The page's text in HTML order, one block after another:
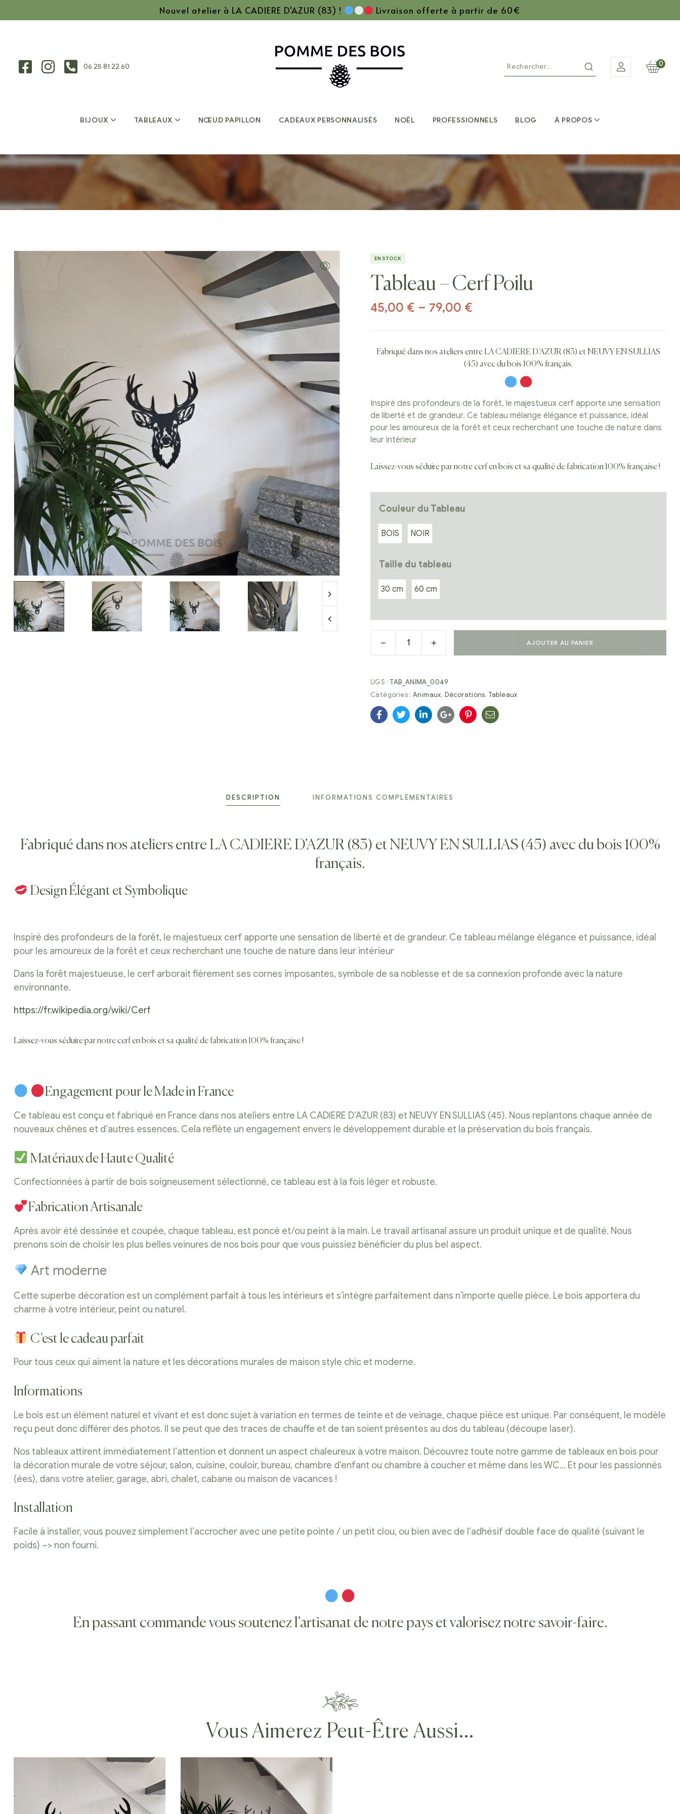
Nouvel atelier à LA CADIERE D'AZUR (83) ! Livraison offerte à partir de 60€
06 25 81 22 60 0
BIJOUX TABLEAUX NŒUD PAPILLON CADEAUX PERSONNALISÉS NOËL PROFESSIONNELS BLOG À PROPOS
EN STOCK
Tableau – Cerf Poilu
45,00 € – 79,00 €
Fabriqué dans nos ateliers entre LA CADIERE D’AZUR (83) et NEUVY EN SULLIAS
(45) avec du bois 100% français.
Inspiré des profondeurs de la forêt, le majestueux cerf apporte une sensation
de liberté et de grandeur. Ce tableau mélange élégance et puissance, idéal
pour les amoureux de la forêt et ceux recherchant une touche de nature dans
leur intérieur
Laissez-vous séduire par notre cerf en bois et sa qualité de fabrication 100% française !
Couleur du Tableau
BOIS NOIR
Taille du tableau
30 cm 60 cm
AJOUTER AU PANIER
UGS : TAB_ANIMA_0049
Catégories :Animaux, Décorations, Tableaux
Facebook
TwitterLinkedinGoogle+Pinterest
E-
DESCRIPTION INFORMATIONS COMPLÉMENTAIRES
Fabriqué dans nos ateliers entre LA CADIERE D’AZUR (83) et NEUVY EN SULLIAS (45) avec du bois 100%
français.
Design Élégant et Symbolique
Inspiré des profondeurs de la forêt, le majestueux cerf apporte une sensation de liberté et de grandeur. Ce tableau mélange élégance et puissance, idéal
pour les amoureux de la forêt et ceux recherchant une touche de nature dans leur intérieur
Dans la forêt majestueuse, le cerf arborait fièrement ses cornes imposantes, symbole de sa noblesse et de sa connexion profonde avec la nature
environnante.
https://fr.wikipedia.org/wiki/Cerf
Laissez-vous séduire par notre cerf en bois et sa qualité de fabrication 100% française !
Engagement pour le Made in France
Ce tableau est conçu et fabriqué en France dans nos ateliers entre LA CADIERE D’AZUR (83) et NEUVY EN SULLIAS (45). Nous replantons chaque année de
nouveaux chênes et d’autres essences. Cela reflète un engagement envers le développement durable et la préservation du bois français.
Matériaux de Haute Qualité
Confectionnées à partir de bois soigneusement sélectionné, ce tableau est à la fois léger et robuste.
Fabrication Artisanale
Après avoir été dessinée et coupée, chaque tableau, est poncé et/ou peint à la main. Le travail artisanal assure un produit unique et de qualité. Nous
prenons soin de choisir les plus belles veinures de nos bois pour que vous puissiez bénéficier du plus bel aspect.
Art moderne
Cette superbe décoration est un complément parfait à tous les intérieurs et s’intègre parfaitement dans n’importe quelle pièce. Le bois apportera du
charme à votre intérieur, peint ou naturel.
C’est le cadeau parfait
Pour tous ceux qui aiment la nature et les décorations murales de maison style chic et moderne.
Informations
Le bois est un élément naturel et vivant et est donc sujet à variation en termes de teinte et de veinage, chaque pièce est unique. Par conséquent, le modèle
reçu peut donc différer des photos. Il se peut que des traces de chauffe et de tan soient présentes au dos du tableau (découpe laser).
Nos tableaux attirent immédiatement l’attention et donnent un aspect chaleureux à votre maison. Découvrez toute notre gamme de tableaux en bois pour
la décoration murale de votre séjour, salon, cuisine, couloir, bureau, chambre d’enfant ou chambre à coucher et même dans les WC… Et pour les passionnés
(ées), dans votre atelier, garage, abri, chalet, cabane ou maison de vacances !
Installation
Facile à installer, vous pouvez simplement l’accrocher avec une petite pointe / un petit clou, ou bien avec de l’adhésif double face de qualité (suivant le
poids) –> non fourni.
En passant commande vous soutenez l’artisanat de notre pays et valorisez notre savoir-faire.
Vous Aimerez Peut-Être Aussi…